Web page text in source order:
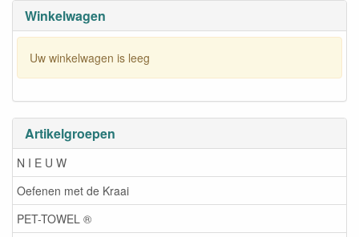
Winkelwagen
Uw winkelwagen is leeg
Artikelgroepen
N I E U W
Oefenen met de Kraai
PET-TOWEL ®